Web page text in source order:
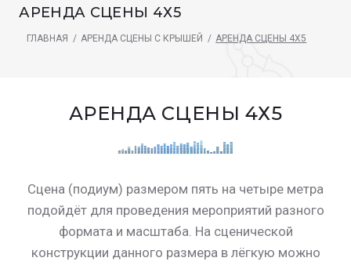
АРЕНДА СЦЕНЫ 4Х5
ГЛАВНАЯ / АРЕНДА СЦЕНЫ С КРЫШЕЙ / АРЕНДА СЦЕНЫ 4Х5
АРЕНДА СЦЕНЫ 4Х5
Сцена (подиум) размером пять на четыре метра
подойдёт для проведения мероприятий разного
формата и масштаба. На сценической
конструкции данного размера в лёгкую можно